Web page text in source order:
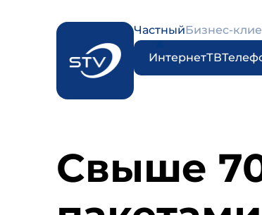
ЧастныйБизнес-
ИнтернетТВ
Свыше